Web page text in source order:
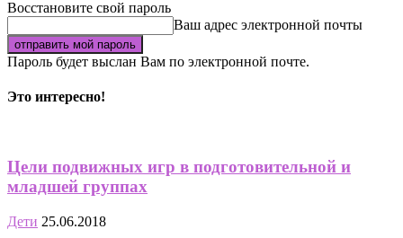
Восстановите свой пароль
Ваш адрес электронной почты
Пароль будет выслан Вам по электронной почте.
Это интересно!
Цели подвижных игр в подготовительной и
младшей группах
Дети 25.06.2018